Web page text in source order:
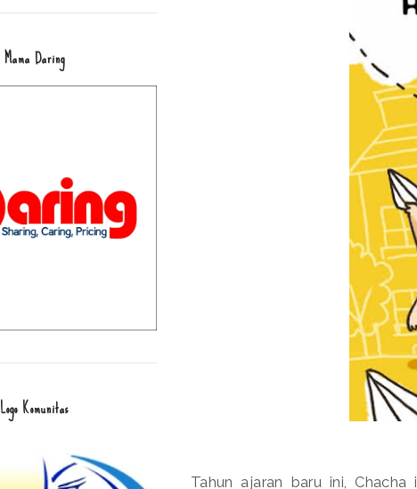
Tahun ajaran baru ini,
Mama Daring
Logo Komunitas